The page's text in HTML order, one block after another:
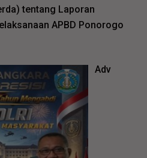
tentang Laporan
APBD Ponorogo
Adv